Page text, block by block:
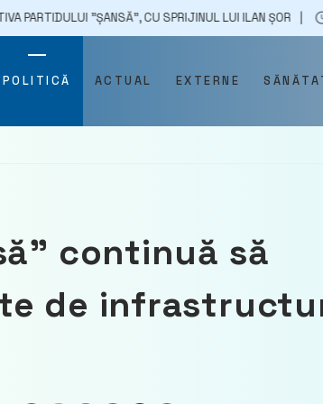
CU SPRIJINUL LUI ILAN ȘOR 05/03/2025
POLITICĂ ACTUAL EXTERNE
continuă să
de